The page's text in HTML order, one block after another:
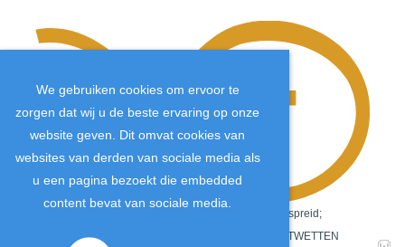
De JTM-inhoud wordt wereldwijd verspreid;
daarom is het van cruciaal belang dat ALLE COPYRIGHTWETTEN
We gebruiken cookies om ervoor te
zorgen dat wij u de beste ervaring op onze
website geven. Dit omvat cookies van
websites van derden van sociale media als
u een pagina bezoekt die embedded
content bevat van sociale media.